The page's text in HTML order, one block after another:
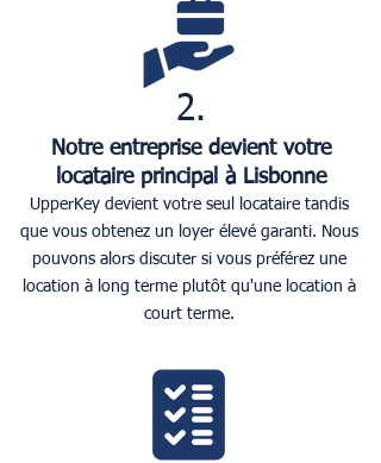
2.
Notre entreprise devient votre
locataire principal à Lisbonne
UpperKey devient votre seul locataire tandis
que vous obtenez un loyer élevé garanti. Nous
pouvons alors discuter si vous préférez une
location à long terme plutôt qu'une location à
court terme.